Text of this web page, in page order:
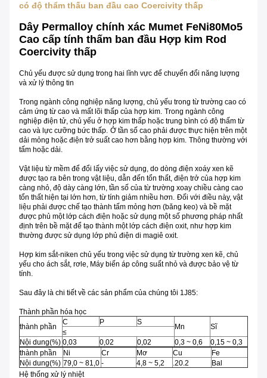
có độ thẩm thấu ban đầu cao Coercivity thấp
Dây Permalloy chính xác Mumet FeNi80Mo5
Cao cấp tính thấm ban đầu Hợp kim Rod
Coercivity thấp
Chủ yếu được sử dụng trong hai lĩnh vực để chuyển đổi năng lượng
và xử lý thông tin
Trong ngành công nghiệp năng lượng, chủ yếu trong từ trường cao có
cảm ứng từ cao và mất lõi thấp của hợp kim. Trong ngành công
nghiệp điện tử, chủ yếu ở hợp kim thấp hoặc trung bình có độ thấm từ
cao và lực cưỡng bức thấp. Ở tần số cao phải được thực hiện trên một
dải mỏng hoặc điện trở suất cao hơn bằng hợp kim. Thông thường với
tấm hoặc dải.
Vật liệu từ mềm để đổi lấy việc sử dụng, do dòng điện xoáy xen kẽ
được tạo ra bên trong vật liệu, dẫn đến tổn thất, điện trở của hợp kim
càng nhỏ, độ dày càng lớn, tần số của từ trường xoay chiều càng cao
tổn thất hiện tại lớn hơn, từ tính giảm nhiều hơn. Đối với điều này, vật
liệu phải được chế tạo thành tấm mỏng hơn (băng keo) và bề mặt
được phủ một lớp cách điện hoặc sử dụng một số phương pháp nhất
định trên bề mặt để tạo thành một lớp cách điện oxit, như hợp kim
thường được sử dụng lớp phủ điện di magiê oxit.
Hợp kim sắt-niken chủ yếu trong việc sử dụng từ trường xen kẽ, chủ
yếu cho ách sắt, rơle, Máy biến áp công suất nhỏ và được bảo vệ từ
tính.
Sau đây là chi tiết về các sản phẩm của chúng tôi 1J85:
Thành phần hóa học
thành phần
C P S
Mn Sĩ
≤
Nội dung(%) 0,03 0,02 0,02 0,3 ~ 0,6
0,15 ~ 0,3
thành phần
Ni Cr Mơ Cu
Fe
Nội dung(%) 79,0 ~ 81,0 - 4,8 ~ 5,2 .20.2
Bal
Hệ thống xử lý nhiệt